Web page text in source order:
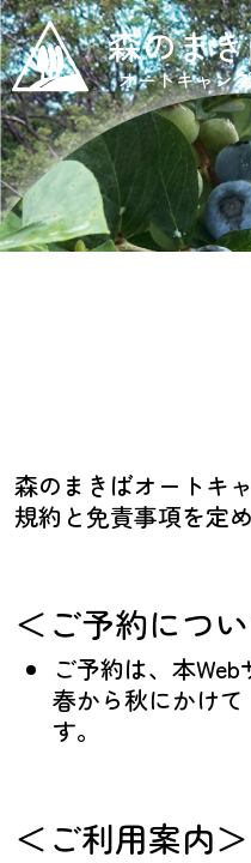
森のま
オートキャン
森のまきばオートキ
規約と免責事項を定
＜ご予約につ
ご予約は、本
春から秋にかけ
す。
＜ご利用案内＞